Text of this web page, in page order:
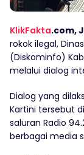
KlikFakta.com,
rokok ilegal,
(Diskominfo)
melalui dialog
Dialog yang
Kartini tersebut
saluran Radio
berbagai media